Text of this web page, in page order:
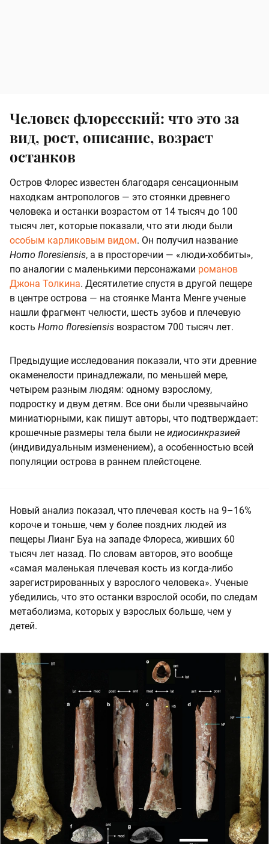
Человек флоресский: что это за
вид, рост, описание, возраст
останков
Остров Флорес известен благодаря сенсационным
находкам антропологов — это стоянки древнего
человека и останки возрастом от 14 тысяч до 100
тысяч лет, которые показали, что эти люди были
особым карликовым видом. Он получил название
Homo floresiensis, а в просторечии — «люди-хоббиты»,
по аналогии с маленькими персонажами романов
Джона Толкина. Десятилетие спустя в другой пещере
в центре острова — на стоянке Манта Менге ученые
нашли фрагмент челюсти, шесть зубов и плечевую
кость Homo floresiensis возрастом 700 тысяч лет.
Предыдущие исследования показали, что эти древние
окаменелости принадлежали, по меньшей мере,
четырем разным людям: одному взрослому,
подростку и двум детям. Все они были чрезвычайно
миниатюрными, как пишут авторы, что подтверждает:
крошечные размеры тела были не идиосинкразией
(индивидуальным изменением), а особенностью всей
популяции острова в раннем плейстоцене.
Новый анализ показал, что плечевая кость на 9–16%
короче и тоньше, чем у более поздних людей из
пещеры Лианг Буа на западе Флореса, живших 60
тысяч лет назад. По словам авторов, это вообще
«самая маленькая плечевая кость из когда-либо
зарегистрированных у взрослого человека». Ученые
убедились, что это останки взрослой особи, по следам
метаболизма, которых у взрослых больше, чем у
детей.